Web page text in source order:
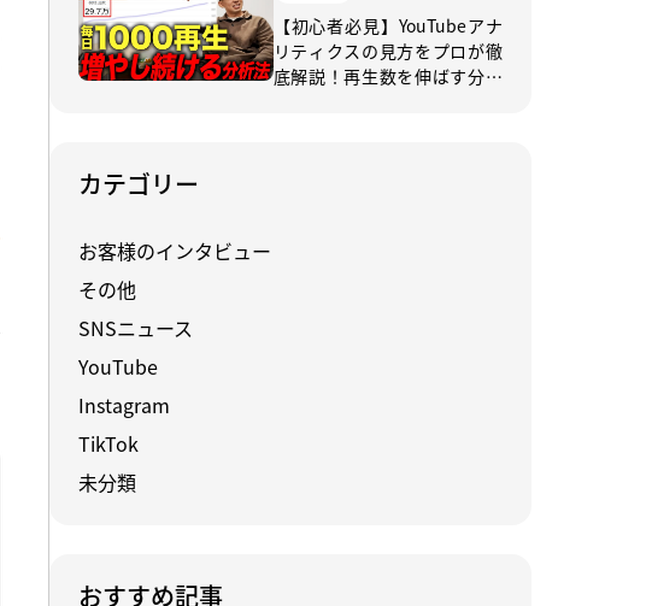
【初心者必見】YouTubeアナ
リティクスの見方をプロが徹
底解説！再生数を伸ばす分析
カテゴリー
お客様のインタビュー
その他
SNSニュース
YouTube
Instagram
TikTok
未分類
おすすめ記事